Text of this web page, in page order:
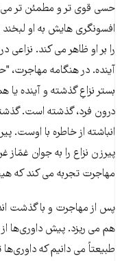
حسى قوى تر و مطمئن تر مى
افسونگرى هایش به او
را بر او ظاهر مى کند.
آینده. در هنگامه مهاجرت،
بستر نزاعِ گذشته و آینده یا
درون فرد، گذشته است.
انباشته از خاطره با اوست.
پیرزن نزاع را به جوان غمّاز
مهاجرت تجربه مى کند که
پس از مهاجرت و با گذشت
هم مى ریزد. پیش داورى‌ها
طبیعتاً مى دانیم که